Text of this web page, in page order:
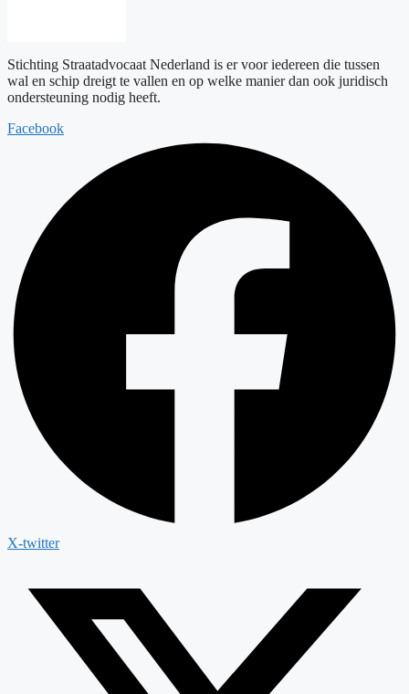
Stichting Straatadvocaat Nederland is er voor iedereen die tussen
wal en schip dreigt te vallen en op welke manier dan ook juridisch
ondersteuning nodig heeft.
Facebook
X-twitter